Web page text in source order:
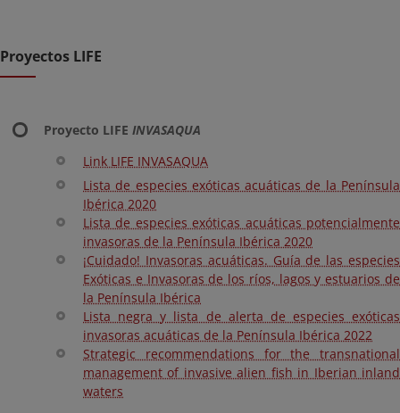
Proyectos LIFE
Proyecto LIFE INVASAQUA
Link LIFE INVASAQUA
Lista de especies exóticas acuáticas de la Península
Ibérica 2020
Lista de especies exóticas acuáticas potencialmente
invasoras de la Península Ibérica 2020
¡Cuidado! Invasoras acuáticas. Guía de las especies
Exóticas e Invasoras de los ríos, lagos y estuarios de
la Península Ibérica
Lista negra y lista de alerta de especies exóticas
invasoras acuáticas de la Península Ibérica 2022
Strategic recommendations for the transnational
management of invasive alien fish in Iberian inland
waters